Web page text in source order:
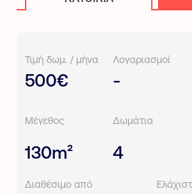
Τιμή δωμ. / μήνα
500€
Λογαριασμοί
-
Μέγεθος
130m²
Δωμάτια
4
Διαθέσιμο από